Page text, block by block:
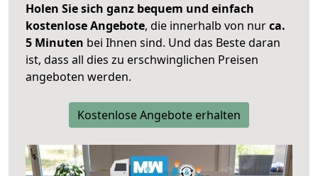
Holen Sie sich ganz bequem und einfach
kostenlose Angebote, die innerhalb von nurca.
5 Minuten bei Ihnen sind. Und das Beste daran
ist, dass all dies zu erschwinglichen Preisen
angeboten werden.
Kostenlose Angebote erhalten